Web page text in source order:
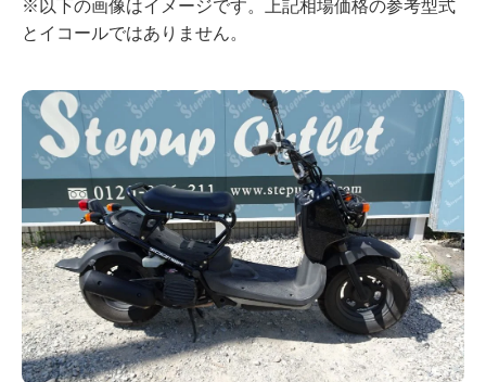
※以下の画像はイメージです。上記相場価格の参考型式
とイコールではありません。